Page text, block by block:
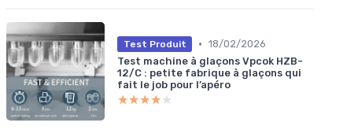
Test Produit • 18/02/2026
Test machine à glaçons Vpcok HZB-
12/C : petite fabrique à glaçons qui
fait le job pour l’apéro
★★★★★
★★★★★